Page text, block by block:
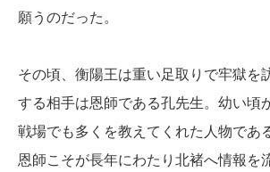
願うのだった。
その頃、衡陽王は重い足取りで牢獄を
する相手は恩師である孔先生。幼い頃
戦場でも多くを教えてくれた人物であ
恩師こそが長年にわたり北褚へ情報を